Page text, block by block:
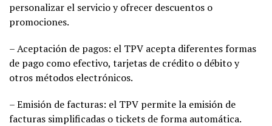
personalizar el servicio y ofrecer descuentos o
promociones.
– Aceptación de pagos: el TPV acepta diferentes formas
de pago como efectivo, tarjetas de crédito o débito y
otros métodos electrónicos.
– Emisión de facturas: el TPV permite la emisión de
facturas simplificadas o tickets de forma automática.